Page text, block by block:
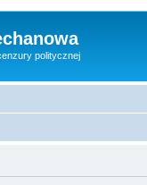
politycznej